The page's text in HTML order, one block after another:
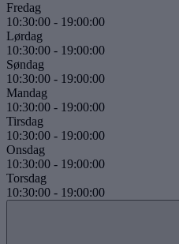
Fredag
10:30:00 - 19:00:00
Lørdag
10:30:00 - 19:00:00
Søndag
10:30:00 - 19:00:00
Mandag
10:30:00 - 19:00:00
Tirsdag
10:30:00 - 19:00:00
Onsdag
10:30:00 - 19:00:00
Torsdag
10:30:00 - 19:00:00